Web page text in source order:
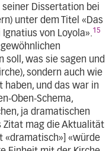
seiner Dissertation bei
unter dem Titel «Das
von Loyola».15
soll, was sie sagen und
sondern auch wie
haben, und das war in
Oben-Schema,
ja dramatischen
Zitat mag die Aktualität
«dramatisch»] «würde